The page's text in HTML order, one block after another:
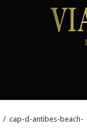
/ cap-d-antibes-beach-